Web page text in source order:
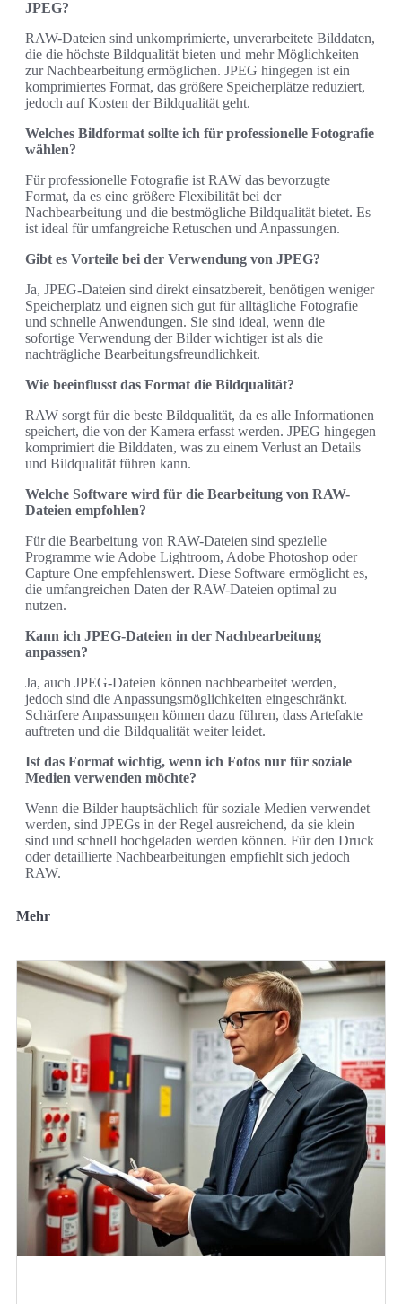
JPEG?
RAW-Dateien sind unkomprimierte, unverarbeitete Bilddaten,
die die höchste Bildqualität bieten und mehr Möglichkeiten
zur Nachbearbeitung ermöglichen. JPEG hingegen ist ein
komprimiertes Format, das größere Speicherplätze reduziert,
jedoch auf Kosten der Bildqualität geht.
Welches Bildformat sollte ich für professionelle Fotografie
wählen?
Für professionelle Fotografie ist RAW das bevorzugte
Format, da es eine größere Flexibilität bei der
Nachbearbeitung und die bestmögliche Bildqualität bietet. Es
ist ideal für umfangreiche Retuschen und Anpassungen.
Gibt es Vorteile bei der Verwendung von JPEG?
Ja, JPEG-Dateien sind direkt einsatzbereit, benötigen weniger
Speicherplatz und eignen sich gut für alltägliche Fotografie
und schnelle Anwendungen. Sie sind ideal, wenn die
sofortige Verwendung der Bilder wichtiger ist als die
nachträgliche Bearbeitungsfreundlichkeit.
Wie beeinflusst das Format die Bildqualität?
RAW sorgt für die beste Bildqualität, da es alle Informationen
speichert, die von der Kamera erfasst werden. JPEG hingegen
komprimiert die Bilddaten, was zu einem Verlust an Details
und Bildqualität führen kann.
Welche Software wird für die Bearbeitung von RAW-
Dateien empfohlen?
Für die Bearbeitung von RAW-Dateien sind spezielle
Programme wie Adobe Lightroom, Adobe Photoshop oder
Capture One empfehlenswert. Diese Software ermöglicht es,
die umfangreichen Daten der RAW-Dateien optimal zu
nutzen.
Kann ich JPEG-Dateien in der Nachbearbeitung
anpassen?
Ja, auch JPEG-Dateien können nachbearbeitet werden,
jedoch sind die Anpassungsmöglichkeiten eingeschränkt.
Schärfere Anpassungen können dazu führen, dass Artefakte
auftreten und die Bildqualität weiter leidet.
Ist das Format wichtig, wenn ich Fotos nur für soziale
Medien verwenden möchte?
Wenn die Bilder hauptsächlich für soziale Medien verwendet
werden, sind JPEGs in der Regel ausreichend, da sie klein
sind und schnell hochgeladen werden können. Für den Druck
oder detaillierte Nachbearbeitungen empfiehlt sich jedoch
RAW.
Mehr